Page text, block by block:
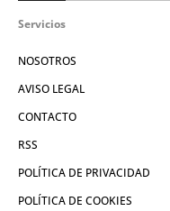
Servicios
NOSOTROS
AVISO LEGAL
CONTACTO
RSS
POLÍTICA DE PRIVACIDAD
POLÍTICA DE COOKIES